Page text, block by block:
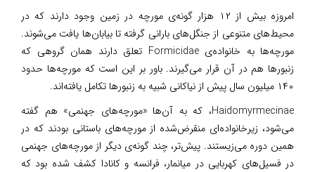
امروزه بیش از ۱۲ هزار گونه‌ی مورچه در زمین وجود دارند که در
محیط‌های متنوعی از جنگل‌های بارانی گرفته تا بیابان‌ها یافت می‌شوند.
مورچه‌ها به خانواده‌ی Formicidae تعلق دارند همان گروهی که
زنبورها هم در آن قرار می‌گیرند. باور بر این است که مورچه‌ها حدود
۱۴۰ میلیون سال پیش از نیاکانی شبیه به زنبورها تکامل یافته‌اند.
Haidomyrmecinae، که به آن‌ها «مورچه‌های جهنمی» هم گفته
می‌شود، زیرخانواده‌ای منقرض‌شده از مورچه‌های باستانی بودند که در
همین دوره می‌زیستند. پیش‌تر، چند گونه‌ی دیگر از مورچه‌های جهنمی
در فسیل‌های کهربایی در میانمار، فرانسه و کانادا کشف شده بود که